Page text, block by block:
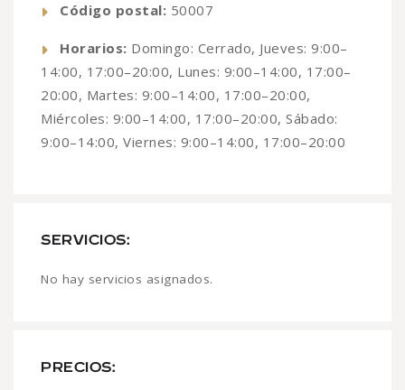
Código postal: 50007
Horarios: Domingo: Cerrado, Jueves: 9:00–
14:00, 17:00–20:00, Lunes: 9:00–14:00, 17:00–
20:00, Martes: 9:00–14:00, 17:00–20:00,
Miércoles: 9:00–14:00, 17:00–20:00, Sábado:
9:00–14:00, Viernes: 9:00–14:00, 17:00–20:00
SERVICIOS:
No hay servicios asignados.
PRECIOS: